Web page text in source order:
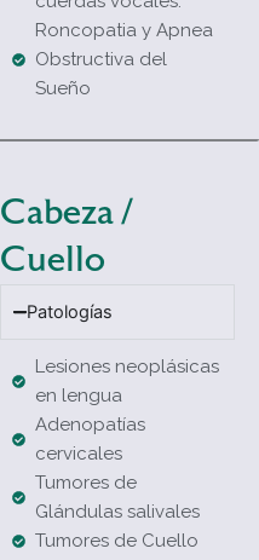
Roncopatia y Apnea
Obstructiva del
Sueño
Cabeza /
Cuello
Patologías
Lesiones neoplásicas
en lengua
Adenopatías
cervicales
Tumores de
Glándulas salivales
Tumores de Cuello